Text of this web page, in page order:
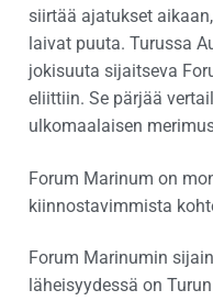
siirtää ajatukset
laivat puuta. Turussa
jokisuuta sijaitseva
eliittiin. Se pärjää
ulkomaalaisen
Forum Marinum on
kiinnostavimmista
Forum Marinumin
läheisyydessä on